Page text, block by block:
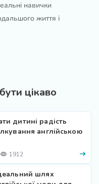
навички
життя і
цікаво
дитині радість
англійською
1912
шлях